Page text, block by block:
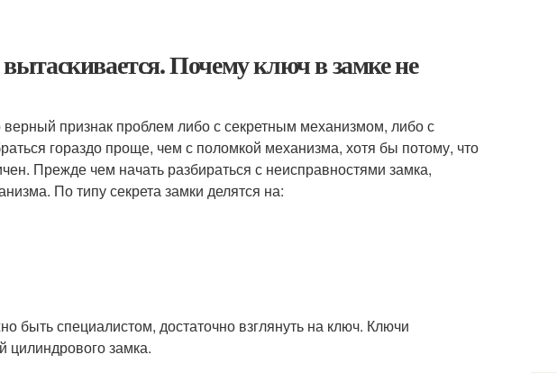
Почему ключ в замке не
признак проблем либо с секретным механизмом, либо с
гораздо проще, чем с поломкой механизма, хотя бы потому, что
Прежде чем начать разбираться с неисправностями замка,
По типу секрета замки делятся на:
быть специалистом, достаточно взглянуть на ключ. Ключи
цилиндрового замка.